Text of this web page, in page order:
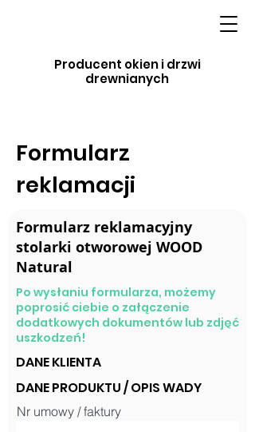
Producent okien i drzwi
drewnianych
Formularz
reklamacji
Formularz reklamacyjny
stolarki otworowej WOOD
Natural
Po wysłaniu formularza, możemy
poprosić ciebie o załączenie
dodatkowych dokumentów lub zdjęć
uszkodzeń!
DANE KLIENTA
DANE PRODUKTU / OPIS WADY
Nr umowy / faktury